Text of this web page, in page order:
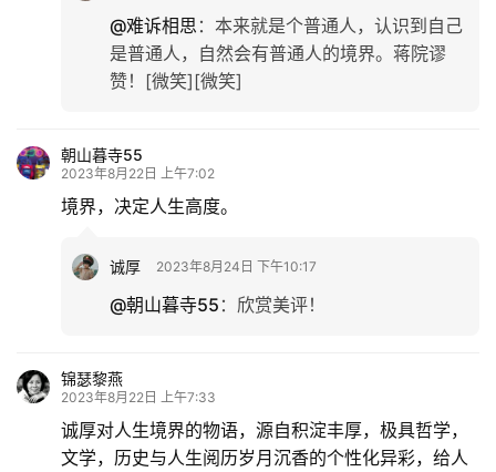
@难诉相思 ： 本来就是个普通人，认识到自己
是普通人，自然会有普通人的境界。蒋院谬
赞！[微笑][微笑]
朝山暮寺55
2023年8月22日 上午7:02
境界，决定人生高度。
诚厚 2023年8月24日 下午10:17
@朝山暮寺55 ： 欣赏美评！
锦瑟黎燕
2023年8月22日 上午7:33
诚厚对人生境界的物语，源自积淀丰厚，极具哲学，
文学，历史与人生阅历岁月沉香的个性化异彩，给人